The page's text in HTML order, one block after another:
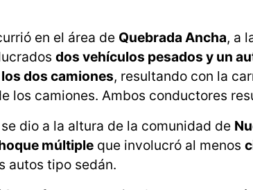
en el área de Quebrada Ancha, a
dos vehículos pesados y un
dos camiones, resultando con la
los camiones. Ambos conductores
se dio a la altura de la comunidad de
múltiple que involucró al menos
autos tipo sedán.